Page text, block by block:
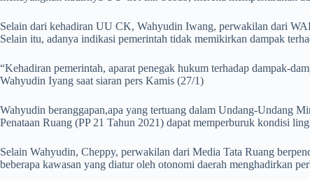
Selain dari kehadiran UU CK, Wahyudin Iwang, perwakilan dari
Selain itu, adanya indikasi pemerintah tidak memikirkan dampak
“Kehadiran pemerintah, aparat penegak hukum terhadap dampak-
Wahyudin Iyang saat siaran pers Kamis (27/1)
Wahyudin beranggapan,apa yang tertuang dalam Undang-Undang
Penataan Ruang (PP 21 Tahun 2021) dapat memperburuk kondisi
Selain Wahyudin, Cheppy, perwakilan dari Media Tata Ruang
beberapa kawasan yang diatur oleh otonomi daerah menghadirkan